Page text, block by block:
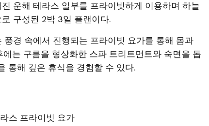
운해 테라스 일부를 프라이빗하게 이용하며 하늘
구성된 2박 3일 플랜이다.
경 속에서 진행되는 프라이빗 요가를 통해 몸과
는 구름을 형상화한 스파 트리트먼트와 숙면을 돕
통해 깊은 휴식을 경험할 수 있다.
스 프라이빗 요가